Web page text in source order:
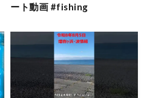
ート動画 #fishing